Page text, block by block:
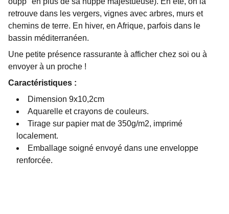
retrouve dans les vergers, vignes avec arbres, murs et
chemins de terre. En hiver, en Afrique, parfois dans le
bassin méditerranéen.
Une petite présence rassurante à afficher chez soi ou à
envoyer à un proche !
Caractéristiques :
Dimension 9x10,2cm
Aquarelle et crayons de couleurs.
Tirage sur papier mat de 350g/m2, imprimé
localement.
Emballage soigné envoyé dans une enveloppe
renforcée.